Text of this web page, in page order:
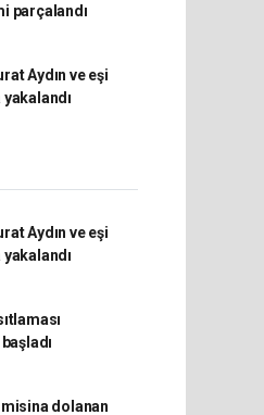
parçalandı
Aydın ve eşi
Aydın ve eşi
misina dolanan